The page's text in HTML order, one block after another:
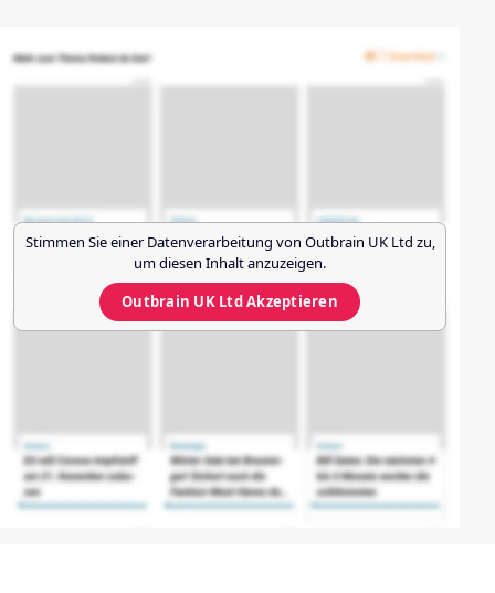
Stimmen Sie einer Datenverarbeitung von Outbrain UK Ltd zu,
um diesen Inhalt anzuzeigen.
Outbrain UK Ltd Akzeptieren